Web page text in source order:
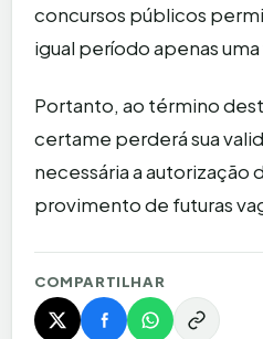
concursos públicos
igual período apenas uma
Portanto, ao término
certame perderá sua
necessária a autorização
provimento de futuras
COMPARTILHAR